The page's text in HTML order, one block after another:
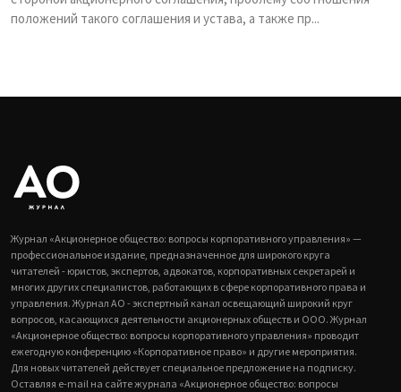
положений такого соглашения и устава, а также пр...
Журнал «Акционерное общество: вопросы корпоративного управления» —
профессиональное издание, предназначенное для широкого круга
читателей - юристов, экспертов, адвокатов, корпоративных секретарей и
многих других специалистов, работающих в сфере корпоративного права и
управления. Журнал АО - экспертный канал освещающий широкий круг
вопросов, касающихся деятельности акционерных обществ и ООО. Журнал
«Акционерное общество: вопросы корпоративного управления» проводит
ежегодную конференцию «Корпоративное право» и другие мероприятия.
Для новых читателей действует специальное предложение на подписку.
Оставляя e-mail на сайте журнала «Акционерное общество: вопросы